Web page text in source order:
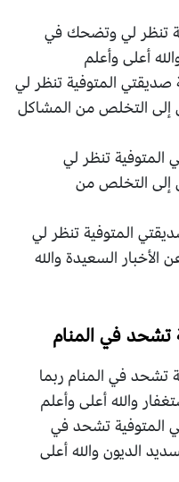
تنظر لي وتضحك في
أعلى وأعلم
المتوفية تنظر لي
إلى التخلص من المشاكل
المتوفية تنظر لي
إلى التخلص من
المتوفية تنظر لي
السعيدة والله
تشحد في المنام
تشحد في المنام ربما
والله أعلى وأعلم
المتوفية تشحد في
الديون والله أعلى